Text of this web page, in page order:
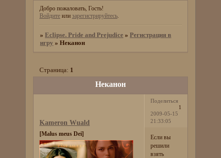
Добро пожаловать, Гость!
Войдите или зарегистрируйтесь.
»Eclipse. Pride and Prejudice »Регистрация в
игру »Неканон
Неканон
Страница: 1
Поделиться
1
2009-05-15
21:33:05
Kameron Wuald
[Malus meus Dei]
Если вы
решили
взять